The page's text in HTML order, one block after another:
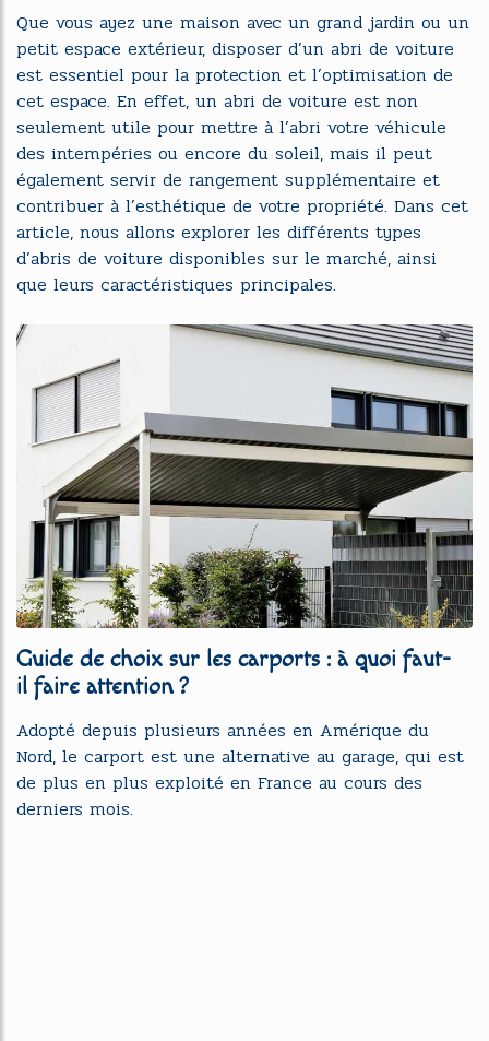
Que vous ayez une maison avec un grand jardin ou un
petit espace extérieur, disposer d’un abri de voiture
est essentiel pour la protection et l’optimisation de
cet espace. En effet, un abri de voiture est non
seulement utile pour mettre à l’abri votre véhicule
des intempéries ou encore du soleil, mais il peut
également servir de rangement supplémentaire et
contribuer à l’esthétique de votre propriété. Dans cet
article, nous allons explorer les différents types
d’abris de voiture disponibles sur le marché, ainsi
que leurs caractéristiques principales.
Guide de choix sur les carports : à quoi faut-
il faire attention ?
Adopté depuis plusieurs années en Amérique du
Nord, le carport est une alternative au garage, qui est
de plus en plus exploité en France au cours des
derniers mois.